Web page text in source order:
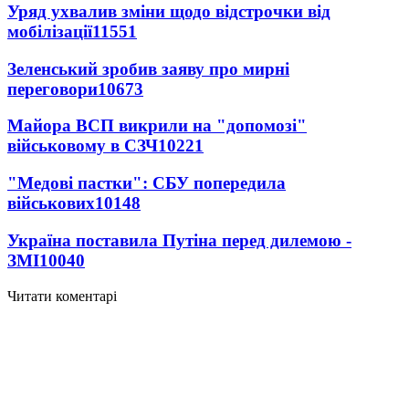
Уряд ухвалив зміни щодо відстрочки від
мобілізації11551
Зеленський зробив заяву про мирні
переговори10673
Майора ВСП викрили на "допомозі"
військовому в СЗЧ10221
"Медові пастки": СБУ попередила
військових10148
Україна поставила Путіна перед дилемою -
ЗМІ10040
Читати коментарі